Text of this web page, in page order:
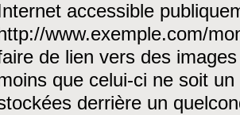
accessible
www.exemple.com/
de lien vers des
que celui-ci ne soit
derrière un